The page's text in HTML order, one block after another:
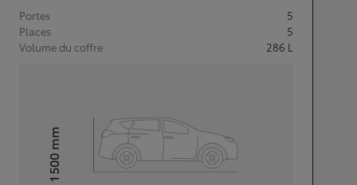
Portes
5
Places
5
Volume du coffre
286 L
Hauteur1 500
mm